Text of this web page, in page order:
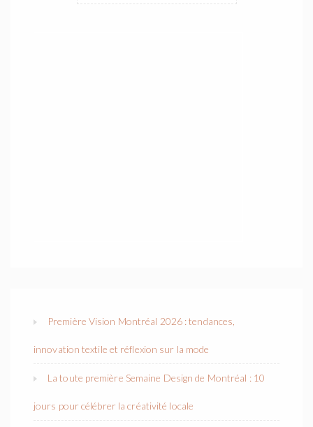
Première Vision Montréal 2026 : tendances,
innovation textile et réflexion sur la mode
La toute première Semaine Design de Montréal : 10
jours pour célébrer la créativité locale